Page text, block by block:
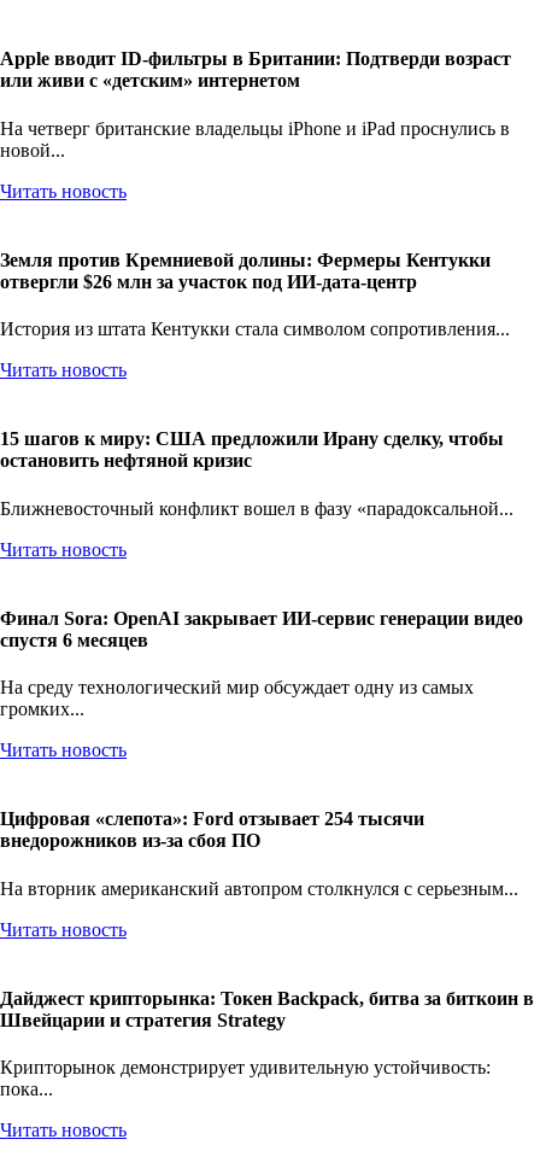
Apple вводит ID-фильтры в Британии: Подтверди возраст
или живи с «детским» интернетом
На четверг британские владельцы iPhone и iPad проснулись в
новой...
Читать новость
Земля против Кремниевой долины: Фермеры Кентукки
отвергли $26 млн за участок под ИИ-дата-центр
История из штата Кентукки стала символом сопротивления...
Читать новость
15 шагов к миру: США предложили Ирану сделку, чтобы
остановить нефтяной кризис
Ближневосточный конфликт вошел в фазу «парадоксальной...
Читать новость
Финал Sora: OpenAI закрывает ИИ-сервис генерации видео
спустя 6 месяцев
На среду технологический мир обсуждает одну из самых
громких...
Читать новость
Цифровая «слепота»: Ford отзывает 254 тысячи
внедорожников из-за сбоя ПО
На вторник американский автопром столкнулся с серьезным...
Читать новость
Дайджест крипторынка: Токен Backpack, битва за биткоин в
Швейцарии и стратегия Strategy
Крипторынок демонстрирует удивительную устойчивость:
пока...
Читать новость